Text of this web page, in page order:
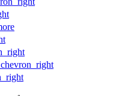
chevron_right